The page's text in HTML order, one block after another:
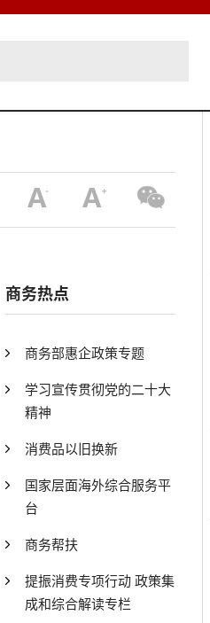
商务热点
商务部惠企政策专题
学习宣传贯彻党的二十大
精神
消费品以旧换新
国家层面海外综合服务平
台
商务帮扶
提振消费专项行动 政策集
成和综合解读专栏